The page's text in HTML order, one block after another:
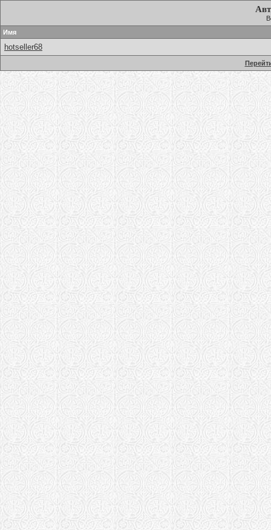
Имя
hotseller68